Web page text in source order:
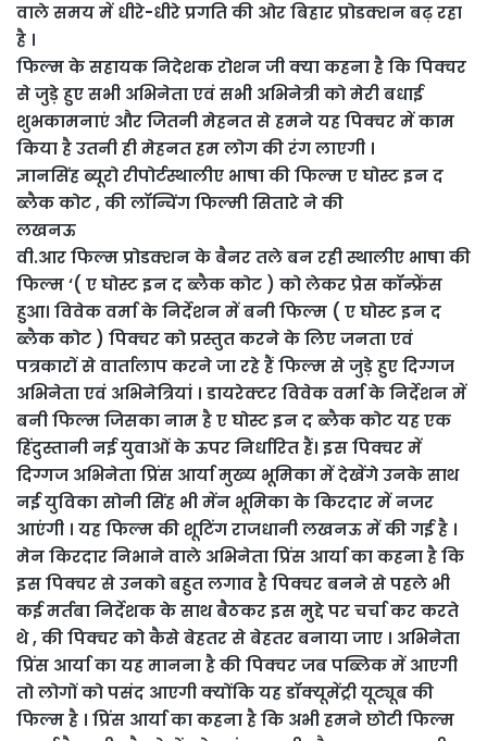
वाले समय में धीरे-धीरे प्रगति की ओर बिहार प्रोडक्शन बढ़ रहा
है ।
फिल्म के सहायक निदेशक रोशन जी क्या कहना है कि पिक्चर
से जुड़े हुए सभी अभिनेता एवं सभी अभिनेत्री को मेरी बधाई
शुभकामनाएं और जितनी मेहनत से हमने यह पिक्चर में काम
किया है उतनी ही मेहनत हम लोग की रंग लाएगी ।
ज्ञानसिंह ब्यूरो रीपोर्टस्थालीए भाषा की फिल्म ए घोस्ट इन द
ब्लैक कोट , की लॉन्चिंग फिल्मी सितारे ने की
लखनऊ
वी.आर फिल्म प्रोडक्शन के बैनर तले बन रही स्थालीए भाषा की
फिल्म ‘( ए घोस्ट इन द ब्लैक कोट ) को लेकर प्रेस कॉन्फ्रेंस
हुआ। विवेक वर्मा के निर्देशन में बनी फिल्म ( ए घोस्ट इन द
ब्लैक कोट ) पिक्चर को प्रस्तुत करने के लिए जनता एवं
पत्रकारों से वार्तालाप करने जा रहे हैं फिल्म से जुड़े हुए दिग्गज
अभिनेता एवं अभिनेत्रियां । डायरेक्टर विवेक वर्मा के निर्देशन में
बनी फिल्म जिसका नाम है ए घोस्ट इन द ब्लैक कोट यह एक
हिंदुस्तानी नई युवाओं के ऊपर निर्धारित हैं। इस पिक्चर में
दिग्गज अभिनेता प्रिंस आर्या मुख्य भूमिका में देखेंगे उनके साथ
नई युविका सोनी सिंह भी मेंन भूमिका के किरदार में नजर
आएंगी । यह फिल्म की शूटिंग राजधानी लखनऊ में की गई है ।
मेन किरदार निभाने वाले अभिनेता प्रिंस आर्या का कहना है कि
इस पिक्चर से उनको बहुत लगाव है पिक्चर बनने से पहले भी
कई मर्तबा निर्देशक के साथ बैठकर इस मुद्दे पर चर्चा कर करते
थे , की पिक्चर को कैसे बेहतर से बेहतर बनाया जाए । अभिनेता
प्रिंस आर्या का यह मानना है की पिक्चर जब पब्लिक में आएगी
तो लोगों को पसंद आएगी क्योंकि यह डॉक्यूमेंट्री यूट्यूब की
फिल्म है । प्रिंस आर्या का कहना है कि अभी हमने छोटी फिल्म